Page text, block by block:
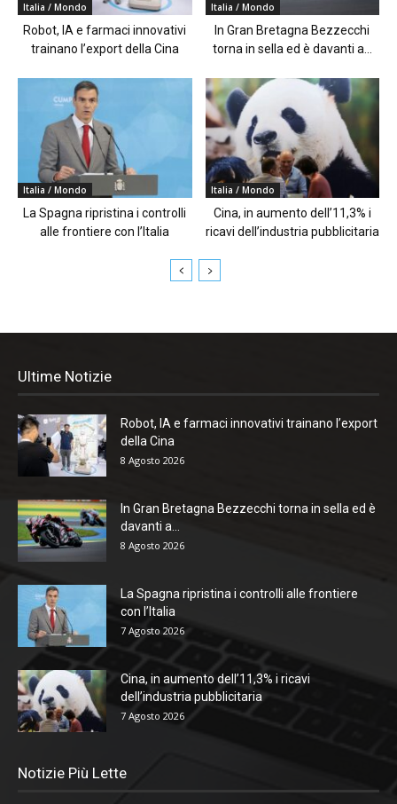
Italia / Mondo
Robot, IA e farmaci innovativi
trainano l’export della Cina
Italia / Mondo
In Gran Bretagna Bezzecchi
torna in sella ed è davanti a...
Italia / Mondo
La Spagna ripristina i controlli
alle frontiere con l’Italia
Italia / Mondo
Cina, in aumento dell’11,3% i
ricavi dell’industria pubblicitaria
Ultime Notizie
Robot, IA e farmaci innovativi trainano l’export
della Cina
8 Agosto 2026
In Gran Bretagna Bezzecchi torna in sella ed è
davanti a...
8 Agosto 2026
La Spagna ripristina i controlli alle frontiere
con l’Italia
7 Agosto 2026
Cina, in aumento dell’11,3% i ricavi
dell’industria pubblicitaria
7 Agosto 2026
Notizie Più Lette